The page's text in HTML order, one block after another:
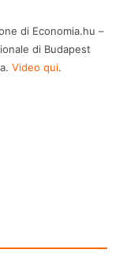
di Economia.hu –
di Budapest
Video qui.